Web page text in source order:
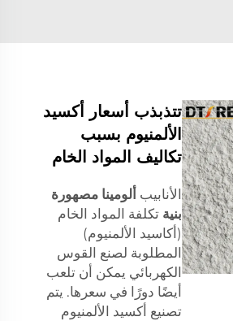
تتذبذب أسعار أكسيد
الألمنيوم بسبب
تكاليف المواد الخام
الأنابيب ألومينا مصهورة
بنية تكلفة المواد الخام
(أكاسيد الألمنيوم)
المطلوبة لصنع القوس
الكهربائي يمكن أن تلعب
أيضًا دورًا في سعرها. يتم
تصنيع أكسيد الألمنيوم